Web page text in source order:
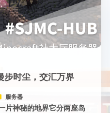
步时尘，交汇万界
服务器
片神秘的地界它分两座岛